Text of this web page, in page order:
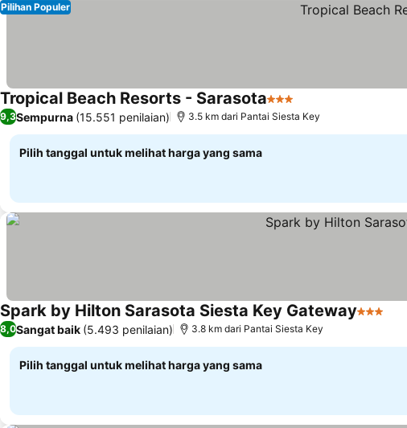
Pilihan Populer
Tropical Beach Resorts - Sarasota3 Bintang
9,3Sempurna (15.551 penilaian) 3.5 km dari Pantai Siesta Key
Pilih tanggal untuk melihat harga yang sama
Spark by Hilton Sarasota Siesta Key Gateway3 Bintang
8,0Sangat baik (5.493 penilaian) 3.8 km dari Pantai Siesta Key
Pilih tanggal untuk melihat harga yang sama